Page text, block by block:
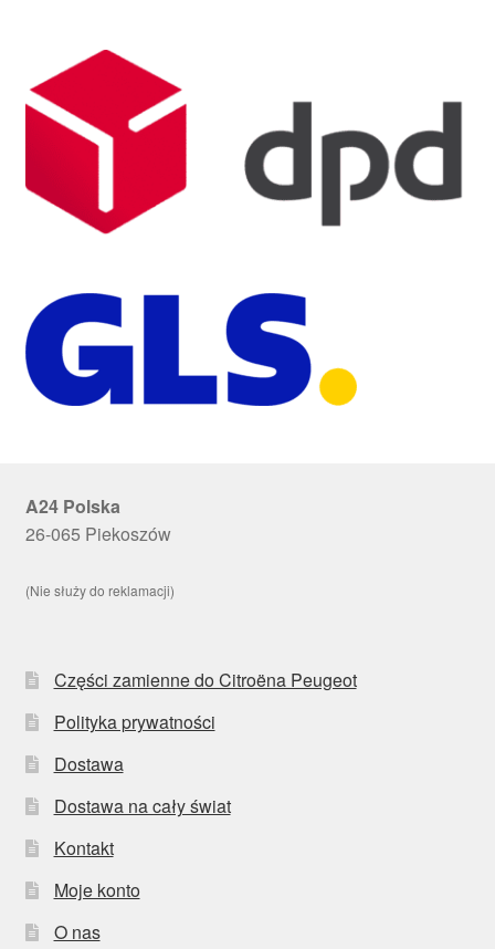
A24 Polska
26-065 Piekoszów
(Nie służy do reklamacji)
Części zamienne do Citroëna Peugeot
Polityka prywatności
Dostawa
Dostawa na cały świat
Kontakt
Moje konto
O nas